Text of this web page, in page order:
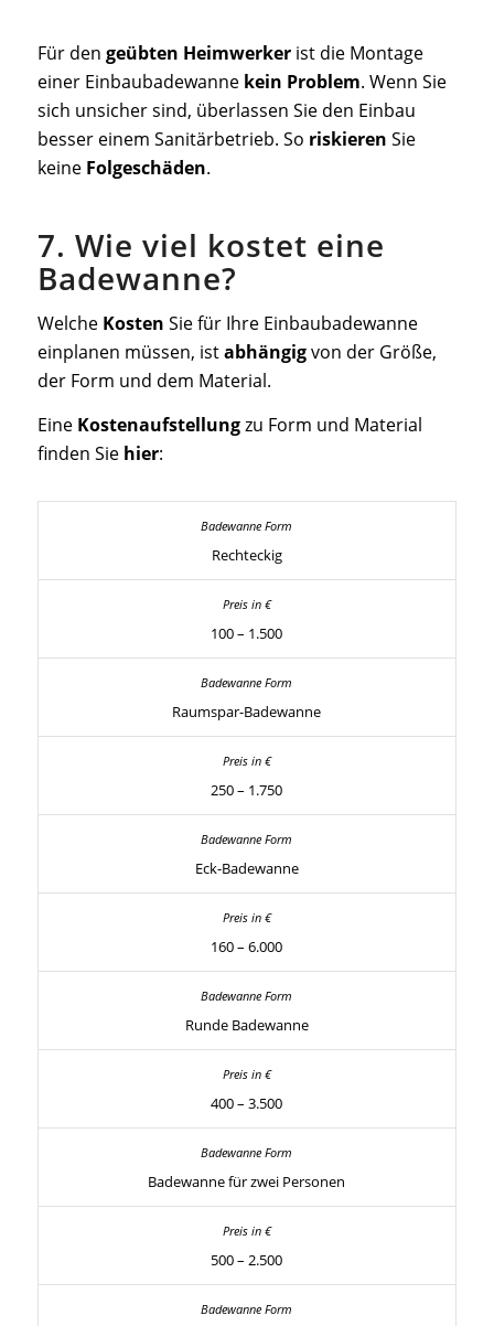
Für den geübten Heimwerkerist die Montage
einer Einbaubadewanne kein Problem. Wenn Sie
sich unsicher sind, überlassen Sie den Einbau
besser einem Sanitärbetrieb. So riskieren Sie
keine Folgeschäden.
7. Wie viel kostet eine
Badewanne?
Welche Kosten Sie für Ihre Einbaubadewanne
einplanen müssen, istabhängigvon der Größe,
der Form und dem Material.
Eine Kostenaufstellungzu Form und Material
finden Sie hier:
Rechteckig
100 – 1.500
Raumspar-Badewanne
250 – 1.750
Eck-Badewanne
160 – 6.000
Runde Badewanne
400 – 3.500
Badewanne für zwei Personen
500 – 2.500